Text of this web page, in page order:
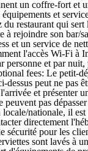
un coffre-fort et
et
restaurant qui
rejoindre son bar/
et un service de
l'accès Wi-Fi à
et par
fees: Le
peut ne pas
et présenter
peuvent pas
nationale, il
directement
sécurité pour les
sont lavés à